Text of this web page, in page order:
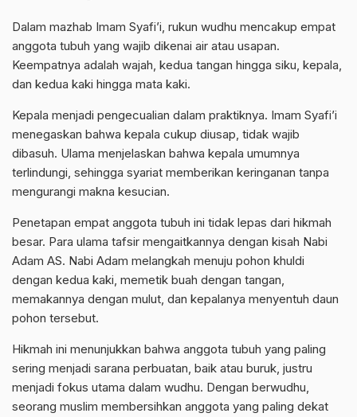
Dalam mazhab Imam Syafi’i, rukun wudhu mencakup empat
anggota tubuh yang wajib dikenai air atau usapan.
Keempatnya adalah wajah, kedua tangan hingga siku, kepala,
dan kedua kaki hingga mata kaki.
Kepala menjadi pengecualian dalam praktiknya. Imam Syafi’i
menegaskan bahwa kepala cukup diusap, tidak wajib
dibasuh. Ulama menjelaskan bahwa kepala umumnya
terlindungi, sehingga syariat memberikan keringanan tanpa
mengurangi makna kesucian.
Penetapan empat anggota tubuh ini tidak lepas dari hikmah
besar. Para ulama tafsir mengaitkannya dengan kisah Nabi
Adam AS. Nabi Adam melangkah menuju pohon khuldi
dengan kedua kaki, memetik buah dengan tangan,
memakannya dengan mulut, dan kepalanya menyentuh daun
pohon tersebut.
Hikmah ini menunjukkan bahwa anggota tubuh yang paling
sering menjadi sarana perbuatan, baik atau buruk, justru
menjadi fokus utama dalam wudhu. Dengan berwudhu,
seorang muslim membersihkan anggota yang paling dekat